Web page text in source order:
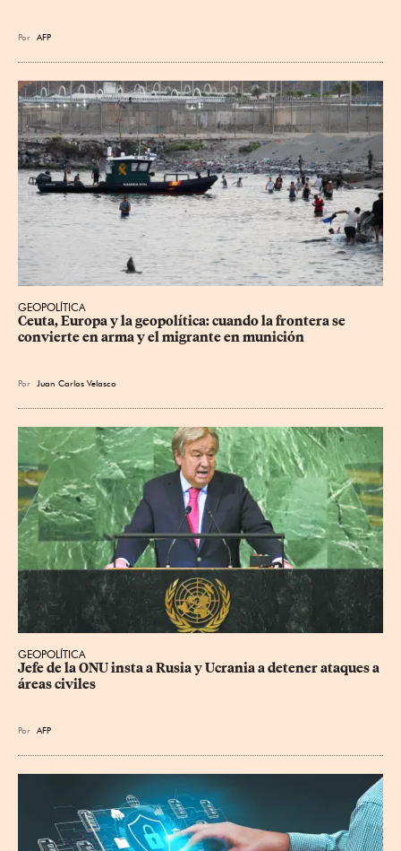
Por AFP
GEOPOLÍTICA
Ceuta, Europa y la geopolítica: cuando la frontera se
convierte en arma y el migrante en munición
Por Juan Carlos Velasco
GEOPOLÍTICA
Jefe de la ONU insta a Rusia y Ucrania a detener ataques a
áreas civiles
Por AFP